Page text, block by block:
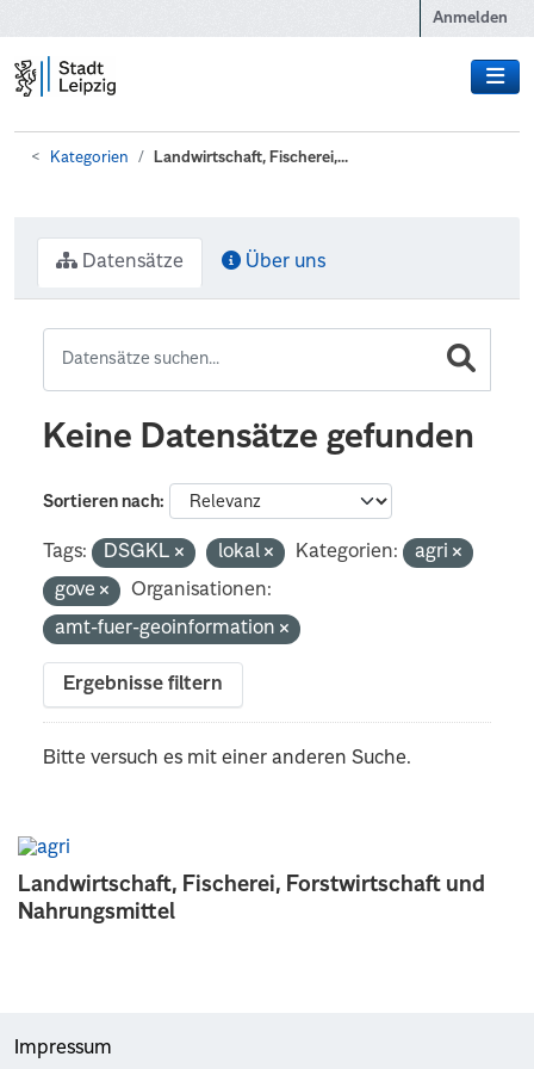
Anmelden
Kategorien Landwirtschaft, Fischerei,...
Landwirtschaft, Fischerei, Forstwirtschaft und
Nahrungsmittel
Datensätze Über uns
Keine Datensätze gefunden
Sortieren nach
Tags: DSGKL lokal Kategorien:
agri
gove
Organisationen:
amt-fuer-geoinformation
Ergebnisse filtern
Bitte versuch es mit einer anderen Suche.
Impressum